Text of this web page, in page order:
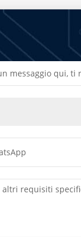
messaggio qui,